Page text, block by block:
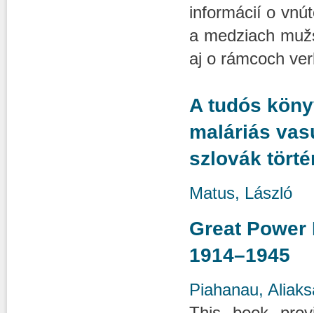
informácií o
a medziach
aj o rámcoch
A tudós
maláriás
szlovák
Matus, László
Great
1914–1945
Piahanau,